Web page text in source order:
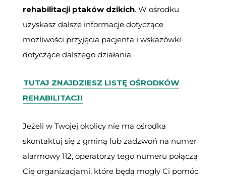
rehabilitacji ptaków dzikich. W ośrodku
uzyskasz dalsze informacje dotyczące
możliwości przyjęcia pacjenta i wskazówki
dotyczące dalszego działania.
TUTAJ ZNAJDZIESZ LISTĘ OŚRODKÓW
REHABILITACJI
Jeżeli w Twojej okolicy nie ma ośrodka
skontaktuj się z gminą lub zadzwoń na numer
alarmowy 112, operatorzy tego numeru połączą
Cię organizacjami, które będą mogły Ci pomóc.